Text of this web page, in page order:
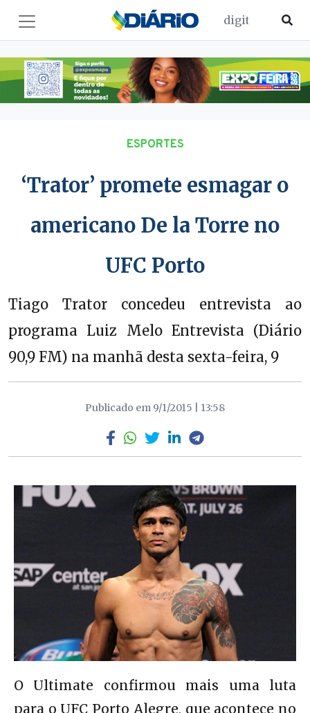
ESPORTES
‘Trator’ promete esmagar o
americano De la Torre no
UFC Porto
Tiago Trator concedeu entrevista ao
programa Luiz Melo Entrevista (Diário
90,9 FM) na manhã desta sexta-feira, 9
Publicado em 9/1/2015 | 13:58
O Ultimate confirmou mais uma luta
para o UFC Porto Alegre, que acontece no